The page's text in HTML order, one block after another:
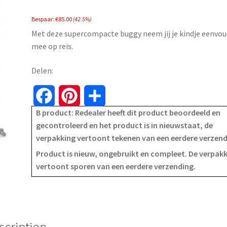
was:
€199.99.
is:
Bespaar:€85.00(42.5%)
Met deze supercompacte buggy neem jij je kindje
mee op reis.
Delen:
a
c
e
i
n
t
h
a
r
B product: Redealer heeft dit product beoordeeld en
gecontroleerd en het product is in nieuwstaat, de
verpakking vertoont tekenen van een eerdere
Product is nieuw, ongebruikt en compleet. De
vertoont sporen van een eerdere verzending.